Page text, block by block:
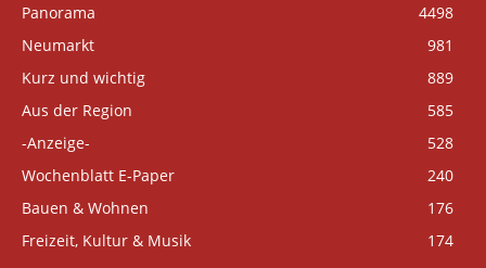
Panorama
4498
Neumarkt
981
Kurz und wichtig
889
Aus der Region
585
-Anzeige-
528
Wochenblatt E-Paper
240
Bauen & Wohnen
176
Freizeit, Kultur & Musik
174